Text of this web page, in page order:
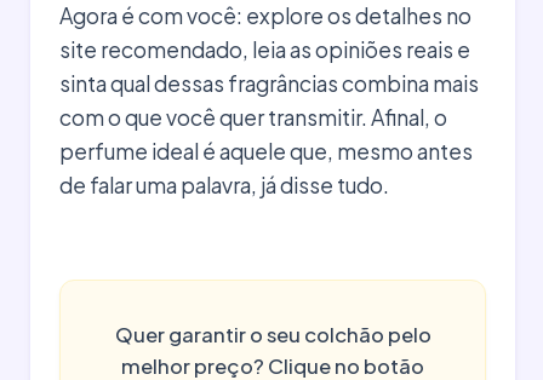
Agora é com você: explore os detalhes no
site recomendado, leia as opiniões reais e
sinta qual dessas fragrâncias combina mais
com o que você quer transmitir. Afinal, o
perfume ideal é aquele que, mesmo antes
de falar uma palavra, já disse tudo.
Quer garantir o seu colchão pelo
melhor preço? Clique no botão